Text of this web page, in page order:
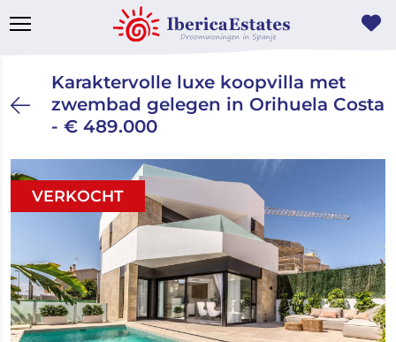
Karaktervolle luxe koopvilla met
zwembad gelegen in Orihuela Costa
- € 489.000
VERKOCHT